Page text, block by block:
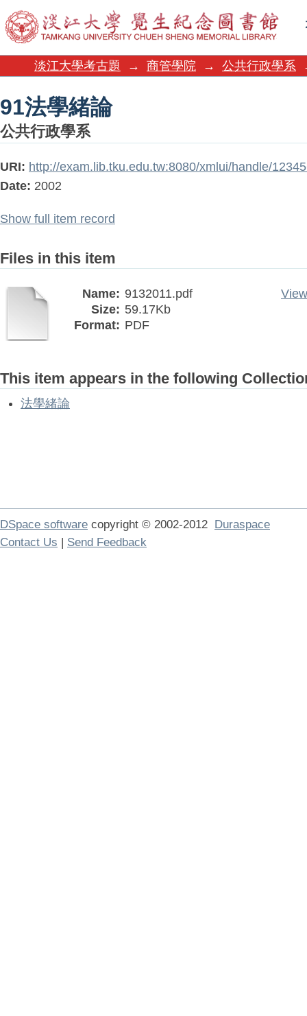
91法學緒論
淡江大學考古題 → 商管學院 → 公共行政學系
91法學緒論
公共行政學系
URI: http://exam.lib.tku.edu.tw:8080/xmlui/handle/
Date: 2002
Show full item record
Files in this item
Name: 9132011.pdf
Size: 59.17Kb
Format: PDF
This item appears in the following
法學緒論
DSpace software copyright © 2002-2012 Duraspace
Contact Us | Send Feedback